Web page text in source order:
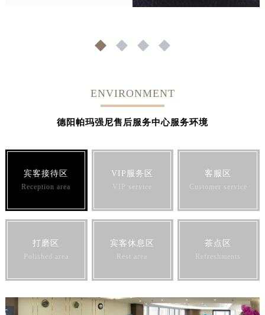
1 2 3 4
ENVIRONMENT
德阳帕玛强尼售后服务中心服务环境
宾客接待区
Reception area
VIP服务区
VIP service
客服区
Customer service
打磨区
Polished area
宾客休息区
Rest area
茶点区
Refreshments